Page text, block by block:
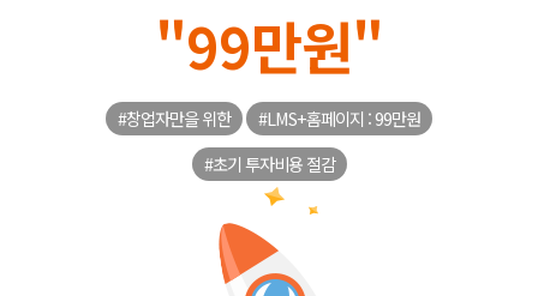
"99만원"
#창업자만을 위한
#LMS+홈페이지 : 99만원
#초기 투자비용 절감